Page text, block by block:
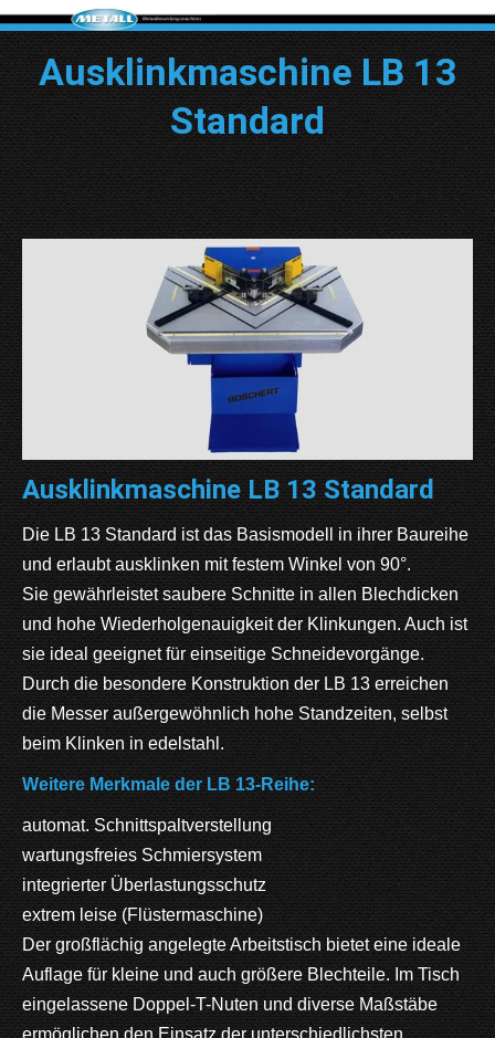
Ausklinkmaschine LB 13
Standard
Ausklinkmaschine LB 13 Standard
Die LB 13 Standard ist das Basismodell in ihrer Baureihe
und erlaubt ausklinken mit festem Winkel von 90°.
Sie gewährleistet saubere Schnitte in allen Blechdicken
und hohe Wiederholgenauigkeit der Klinkungen. Auch ist
sie ideal geeignet für einseitige Schneidevorgänge.
Durch die besondere Konstruktion der LB 13 erreichen
die Messer außergewöhnlich hohe Standzeiten, selbst
beim Klinken in edelstahl.
Weitere Merkmale der LB 13-Reihe:
automat. Schnittspaltverstellung
wartungsfreies Schmiersystem
integrierter Überlastungsschutz
extrem leise (Flüstermaschine)
Der großflächig angelegte Arbeitstisch bietet eine ideale
Auflage für kleine und auch größere Blechteile. Im Tisch
eingelassene Doppel-T-Nuten und diverse Maßstäbe
ermöglichen den Einsatz der unterschiedlichsten